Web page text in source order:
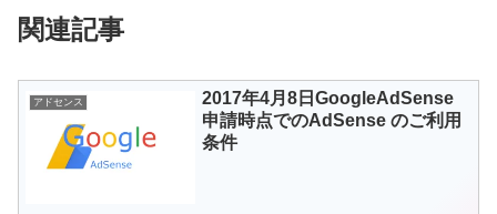
関連記事
アドセンス
2017年4月8日GoogleAdSense
申請時点でのAdSense のご利用
条件